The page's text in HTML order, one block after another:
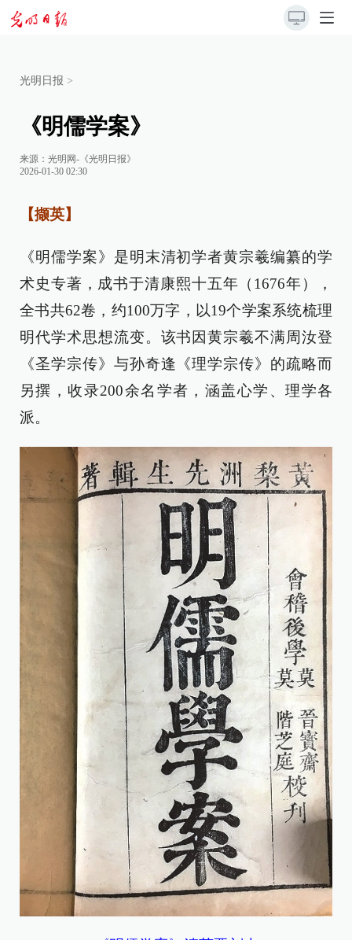
光明日报 >
《明儒学案》
来源： 光明网-《光明日报》
2026-01-30 02:30
【撷英】
《明儒学案》是明末清初学者黄宗羲编纂的学
术史专著，成书于清康熙十五年（1676年），
全书共62卷，约100万字，以19个学案系统梳理
明代学术思想流变。该书因黄宗羲不满周汝登
《圣学宗传》与孙奇逢《理学宗传》的疏略而
另撰，收录200余名学者，涵盖心学、理学各
派。